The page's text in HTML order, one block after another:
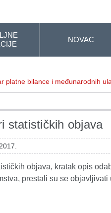
NOVAC
platne bilance i međunarodnih
statističkih objava
objava, kratak opis
prestali su se